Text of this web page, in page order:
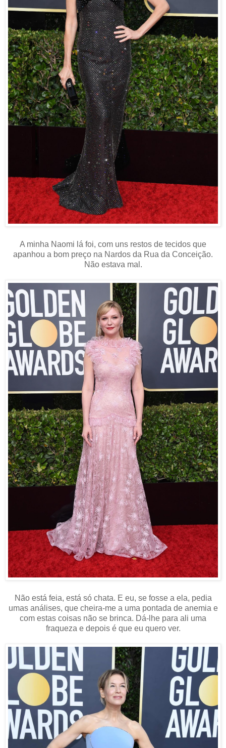
A minha Naomi lá foi, com uns restos de tecidos que
apanhou a bom preço na Nardos da Rua da Conceição.
Não estava mal.
Não está feia, está só chata. E eu, se fosse a ela, pedia
umas análises, que cheira-me a uma pontada de anemia e
com estas coisas não se brinca. Dá-lhe para ali uma
fraqueza e depois é que eu quero ver.